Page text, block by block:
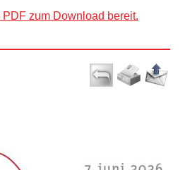
zum Download bereit.